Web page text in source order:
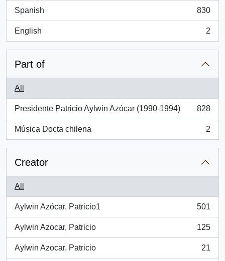
Spanish
, 830 results
830
English
, 2 results
2
Part of
All
Presidente Patricio Aylwin Azócar (1990-1994)
, 828 results
828
Música Docta chilena
, 2 results
2
Creator
All
Aylwin Azócar, Patricio1
, 501 results
501
Aylwin Azocar, Patricio
, 125 results
125
Aylwin Azocar, Patricio
, 21 results
21